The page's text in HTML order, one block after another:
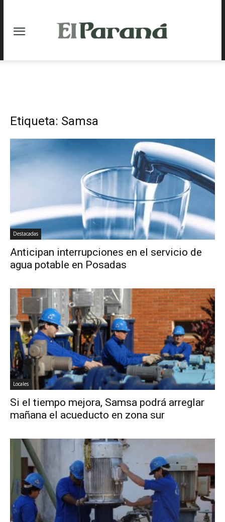
Etiqueta: Samsa
Destacadas
Anticipan interrupciones en el servicio de
agua potable en Posadas
Locales
Si el tiempo mejora, Samsa podrá arreglar
mañana el acueducto en zona sur